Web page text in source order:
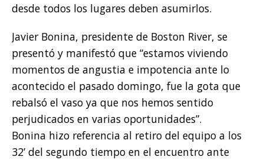
desde todos los lugares deben asumirlos.
Javier Bonina, presidente de Boston River, se
presentó y manifestó que “estamos viviendo
momentos de angustia e impotencia ante lo
acontecido el pasado domingo, fue la gota que
rebalsó el vaso ya que nos hemos sentido
perjudicados en varias oportunidades”.
Bonina hizo referencia al retiro del equipo a los
32’ del segundo tiempo en el encuentro ante